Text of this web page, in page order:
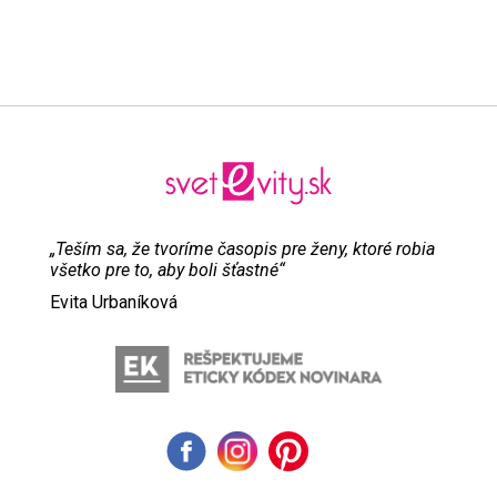
„Teším sa, že tvoríme časopis pre ženy, ktoré robia
všetko pre to, aby boli šťastné“
Evita Urbaníková